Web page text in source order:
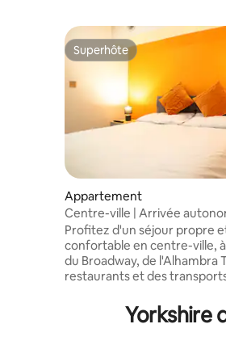
Superhôte
Superhôte
Appartement
Centre-ville | Arrivée
pied des événements
Profitez d'un séjour propre
confortable en centre-ville,
du Broadway, de l'Alhambra
restaurants et des
options de stationnement
proximité, accessibles à
Yorkshire